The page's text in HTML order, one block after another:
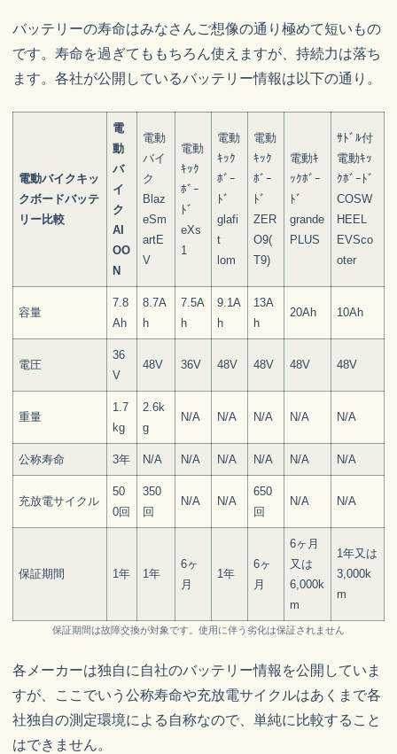
バッテリーの寿命はみなさんご想像の通り極めて短いもの
です。寿命を過ぎてももちろん使えますが、持続力は落ち
ます。各社が公開しているバッテリー情報は以下の通り。
電動バイクキッ
クボードバッテ
リー比較
電
動
バ
イ
ク
AI
OO
N
電動
バイ
ク
Blaz
eSm
artE
V
電動
ｷｯｸ
ﾎﾞｰ
ﾄﾞ
eXs
1
電動
ｷｯｸ
ﾎﾞｰ
ﾄﾞ
glafi
t
lom
電動
ｷｯｸ
ﾎﾞｰ
ﾄﾞ
ZER
O9(
T9)
電動ｷ
ｯｸﾎﾞｰ
ﾄﾞ
grande
PLUS
ｻﾄﾞﾙ付
電動ｷｯ
ｸﾎﾞｰﾄﾞ
COSW
HEEL
EVSco
oter
容量
7.8
Ah
8.7A
h
7.5A
h
9.1A
h
13A
h
20Ah 10Ah
電圧
36
V
48V 36V 48V 48V 48V 48V
重量
1.7
kg
2.6k
g
N/A N/A N/A N/A N/A
公称寿命 3年 N/A N/A N/A N/A N/A N/A
充放電サイクル
50
0回
350
回
N/A N/A
650
回
N/A N/A
保証期間 1年 1年
6ヶ
月
1年
6ヶ
月
6ヶ月
又は
6,000k
m
1年又は
3,000k
m
保証期間は故障交換が対象です。使用に伴う劣化は保証されません
各メーカーは独自に自社のバッテリー情報を公開していま
すが、ここでいう公称寿命や充放電サイクルはあくまで各
社独自の測定環境による自称なので、単純に比較すること
はできません。